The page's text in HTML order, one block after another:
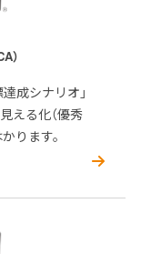
）
成シナリオ」
える化（優秀
ります。